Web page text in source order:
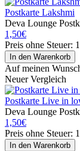
Postkarte Lakshmi
Deva Lounge
1,50€
Preis ohne Steuer:
Auf meinen
Neuer Vergleich
Postkarte Live in
Deva Lounge
1,50€
Preis ohne Steuer: